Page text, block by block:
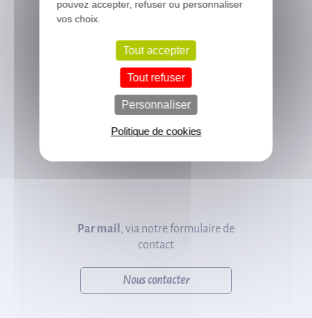
Notre équipe se met à votre
Du lundi au vendredi, de 8h30 à
Par mail , via notre formulaire de
contact
Nous contacter
pouvez accepter, refuser ou personnaliser
vos choix.
Tout accepter
Tout refuser
Personnaliser
Politique de cookies